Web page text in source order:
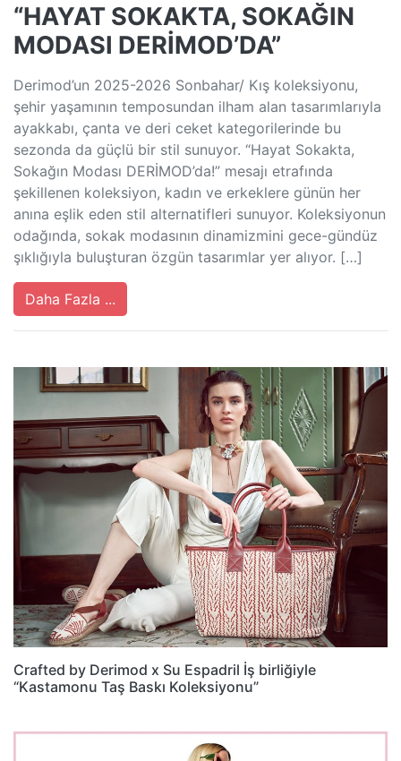
“HAYAT SOKAKTA, SOKAĞIN
MODASI DERİMOD’DA”
Derimod’un 2025-2026 Sonbahar/ Kış koleksiyonu,
şehir yaşamının temposundan ilham alan tasarımlarıyla
ayakkabı, çanta ve deri ceket kategorilerinde bu
sezonda da güçlü bir stil sunuyor. “Hayat Sokakta,
Sokağın Modası DERİMOD’da!” mesajı etrafında
şekillenen koleksiyon, kadın ve erkeklere günün her
anına eşlik eden stil alternatifleri sunuyor. Koleksiyonun
odağında, sokak modasının dinamizmini gece-gündüz
şıklığıyla buluşturan özgün tasarımlar yer alıyor. […]
Daha Fazla ...
Crafted by Derimod x Su Espadril İş birliğiyle
“Kastamonu Taş Baskı Koleksiyonu”